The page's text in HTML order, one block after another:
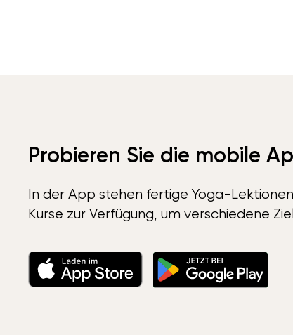
Probieren Sie die mobile
In der App stehen fertige Yoga-
Kurse zur Verfügung, um verschiedene